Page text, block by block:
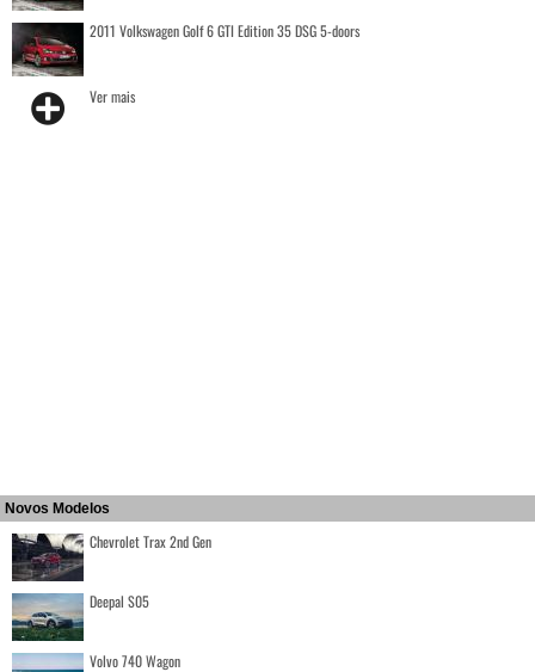
2011 Volkswagen Golf 6 GTI Edition 35 DSG 5-doors
Ver mais
Novos Modelos
Chevrolet Trax 2nd Gen
Deepal S05
Volvo 740 Wagon